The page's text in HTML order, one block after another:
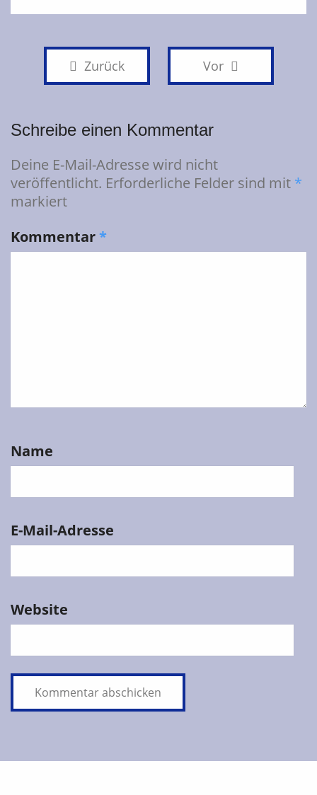
Zurück Vor
Schreibe einen Kommentar
Deine E-Mail-Adresse wird nicht
veröffentlicht. Erforderliche Felder sind mit *
markiert
Kommentar*
Name
E-Mail-Adresse
Website